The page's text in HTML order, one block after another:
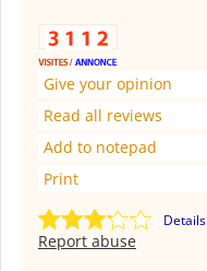
Give your opinion
Read all reviews
Add to notepad
Print
Details
Report abuse